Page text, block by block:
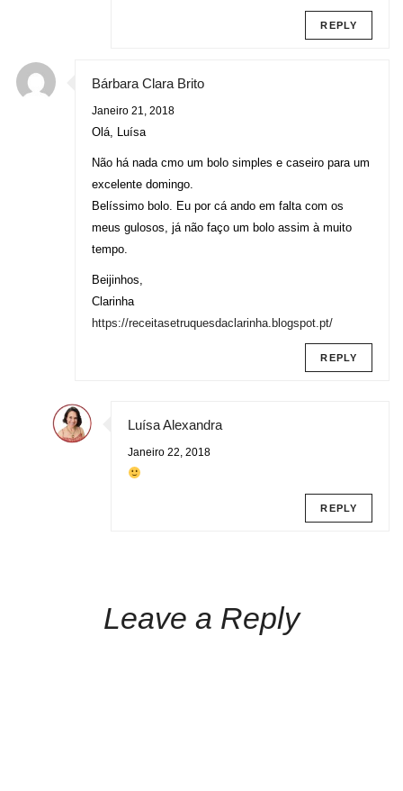
REPLY
Bárbara Clara Brito
Janeiro 21, 2018
Olá, Luísa
Não há nada cmo um bolo simples e caseiro para um
excelente domingo.
Belíssimo bolo. Eu por cá ando em falta com os
meus gulosos, já não faço um bolo assim à muito
tempo.
Beijinhos,
Clarinha
https://receitasetruquesdaclarinha.blogspot.pt/
REPLY
Luísa Alexandra
Janeiro 22, 2018
REPLY
Leave a Reply